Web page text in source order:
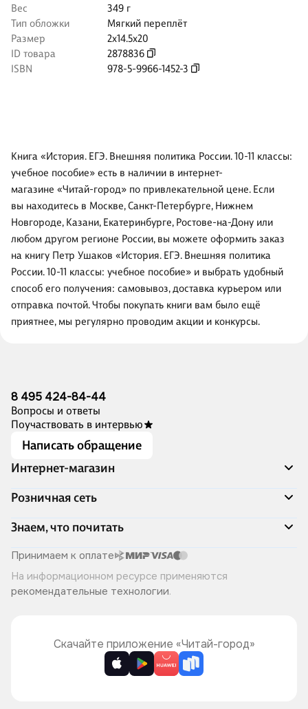
Вес
349 г
Тип обложки
Мягкий переплёт
Размер
2x14.5x20
ID товара
2878836
ISBN
978-5-9966-1452-3
Книга «История. ЕГЭ. Внешняя политика России. 10-11 классы:
учебное пособие» есть в наличии в интернет-
магазине «Читай-город» по привлекательной цене. Если
вы находитесь в Москве, Санкт-Петербурге, Нижнем
Новгороде, Казани, Екатеринбурге, Ростове-на-Дону или
любом другом регионе России, вы можете оформить заказ
на книгу Петр Ушаков «История. ЕГЭ. Внешняя политика
России. 10-11 классы: учебное пособие» и выбрать удобный
способ его получения: самовывоз, доставка курьером или
отправка почтой. Чтобы покупать книги вам было ещё
приятнее, мы регулярно проводим акции и конкурсы.
8 495 424-84-44
Вопросы и ответы
Поучаствовать в интервью
Написать обращение
Интернет-магазин
Акции
Доставка и оплата
Программа лояльности
Подарочные сертификаты
Правила продажи
Политика конфиденциальности
Розничная сеть
Адреса магазинов
Книжный Дозор
О компании
Читай-город для бизнеса
Хотите у нас работать?
Знаем, что почитать
Скоро в продаже
Лучшие из лучших
Читай-журнал
Принимаем к оплате
На информационном ресурсе применяются
рекомендательные технологии.
Скачайте приложение «Читай-город»